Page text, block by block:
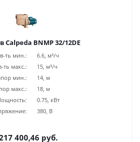
Calpeda BNMP 32/12DE
ть мин.:
6.6, м³/ч
ть макс.:
15, м³/ч
мин.:
14, м
макс.:
18, м
0.75, кВт
380, В
400,46 руб.